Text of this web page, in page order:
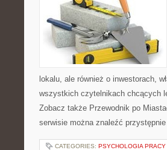
lokalu, ale również o inwestorach,
wszystkich czytelnikach chcących
Zobacz także Przewodnik po
serwisie można znaleźć
CATEGORIES: PSYCHOLOGIA PRACY